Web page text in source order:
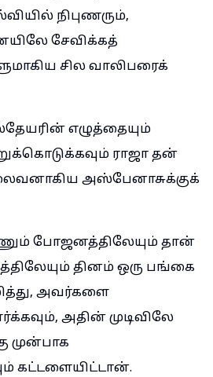
நிபுணரும்,
சேவிக்கத்
சில வாலிபரைக்
எழுத்தையும்
ராஜா தன்
அஸ்பேனாசுக்குக்
போஜனத்திலேயும் தான்
தினம் ஒரு பங்கை
அவர்களை
அதின் முடிவிலே
முன்பாக
கட்டளையிட்டான்.